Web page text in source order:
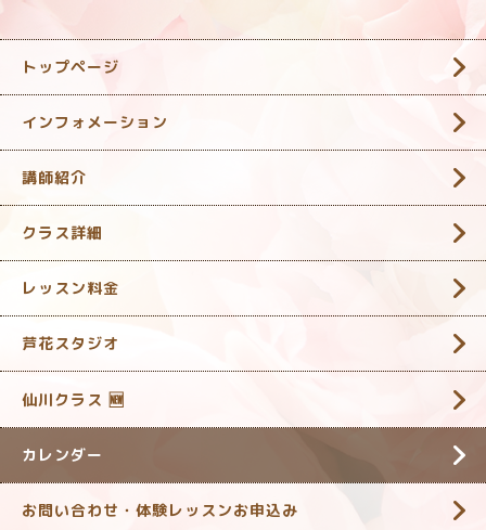
トップページ
インフォメーション
講師紹介
クラス詳細
レッスン料金
芦花スタジオ
仙川クラス 🆕
カレンダー
お問い合わせ・体験レッスンお申込み